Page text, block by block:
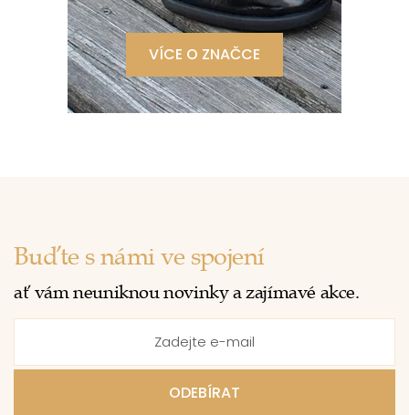
VÍCE O ZNAČCE
Buďte s námi ve spojení
ať vám neuniknou novinky a zajímavé akce.